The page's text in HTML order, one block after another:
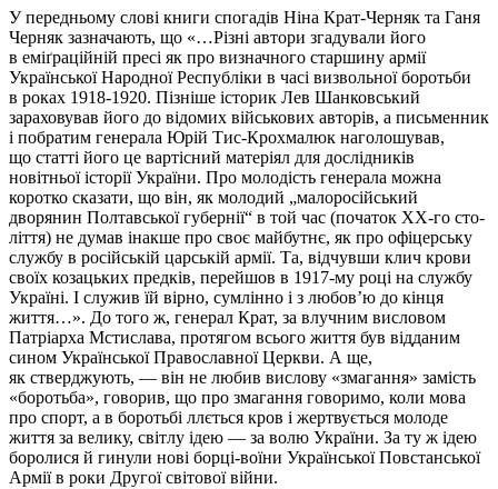
У передньому слові книги спогадів Ніна Крат-Черняк та Ганя
Черняк зазначають, що «…Різні автори згадували його
в еміґраційній пресі як про визначного старшину армії
Української Народної Республіки в часі визвольної боротьби
в роках 1918-1920. Пізніше історик Лев Шанковський
зараховував його до відомих військових авторів, а письменник
і побратим генерала Юрій Тис-Крохмалюк наголошував,
що статті його це вартісний матеріял для дослідників
новітньої історії України. Про молодість генерала можна
коротко сказати, що він, як молодий „малоросійський
дворянин Полтавської губернії“ в той час (початок ХХ-го сто­
ліття) не думав інакше про своє майбутнє, як про офіцерську
службу в російській царській армії. Та, відчувши клич крови
своїх козацьких предків, перейшов в 1917-му році на службу
Україні. І служив їй вірно, сумлінно і з любов’ю до кінця
життя…». До того ж, генерал Крат, за влучним висловом
Патріарха Мстислава, протягом всього життя був відданим
сином Української Православної Церкви. А ще,
як стверджують, — він не любив вислову «змагання» замість
«боротьба», говорив, що про змагання говоримо, коли мова
про спорт, а в боротьбі ллється кров і жертвується молоде
життя за велику, світлу ідею — за волю України. За ту ж ідею
боролися й гинули нові борці-воїни Української Повстанської
Армії в роки Другої світової війни.